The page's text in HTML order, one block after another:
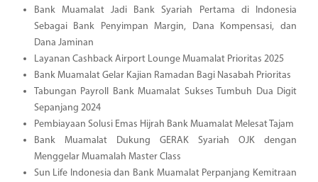
Bank Muamalat Jadi Bank Syariah Pertama di Indonesia
Sebagai Bank Penyimpan Margin, Dana Kompensasi, dan
Dana Jaminan
Layanan Cashback Airport Lounge Muamalat Prioritas 2025
Bank Muamalat Gelar Kajian Ramadan Bagi Nasabah Prioritas
Tabungan Payroll Bank Muamalat Sukses Tumbuh Dua Digit
Sepanjang 2024
Pembiayaan Solusi Emas Hijrah Bank Muamalat Melesat Tajam
Bank Muamalat Dukung GERAK Syariah OJK dengan
Menggelar Muamalah Master Class
Sun Life Indonesia dan Bank Muamalat Perpanjang Kemitraan